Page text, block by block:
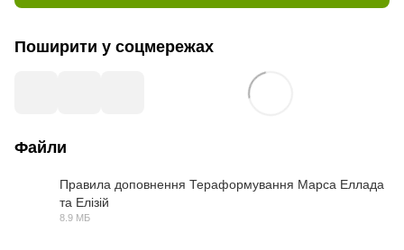
Поширити у соцмережах
Файли
Правила доповнення Тераформування Марса Еллада
та Елізій
8.9 МБ